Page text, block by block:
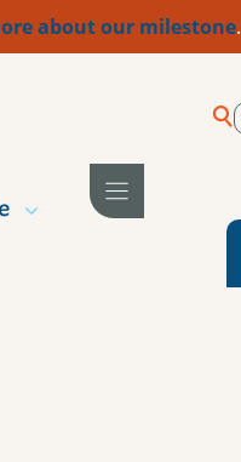
about our milestone.